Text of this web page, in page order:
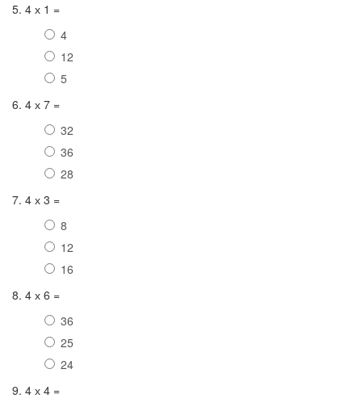
5. 4 х 1 =
4
12
5
6. 4 х 7 =
32
36
28
7. 4 х 3 =
8
12
16
8. 4 х 6 =
36
25
24
9. 4 х 4 =